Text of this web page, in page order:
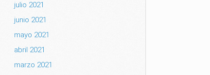
julio 2021
junio 2021
mayo 2021
abril 2021
marzo 2021